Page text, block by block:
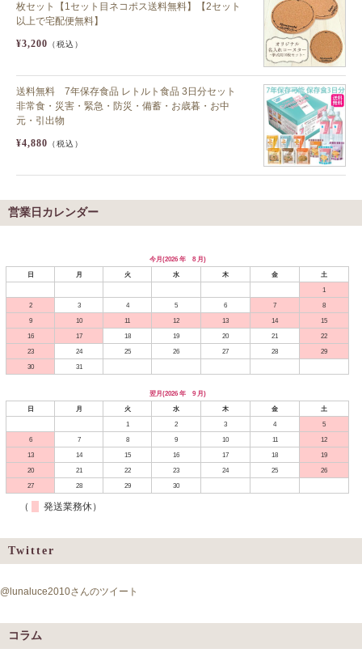
枚セット【1セット目ネコポス送料無料】【2セット
以上で宅配便無料】
¥3,200 （税込）
送料無料 7年保存食品 レトルト食品 3日分セット
非常食・災害・緊急・防災・備蓄・お歳暮・お中
元・引出物
¥4,880 （税込）
営業日カレンダー
今月(2026 年 8 月)
日
月 火 水 木 金
土
1
2
3 4 5 6 7
8
9
10 11 12 13 14
15
16
17 18 19 20 21
22
23
24 25 26 27 28
29
30
31
翌月(2026 年 9 月)
日
月 火 水 木 金
土
1
2 3 4
5
6
7 8 9 10 11
12
13
14 15 16 17 18
19
20
21 22 23 24 25
26
27
28 29 30
（ 発送業務休）
Twitter
@lunaluce2010さんのツイート
コラム